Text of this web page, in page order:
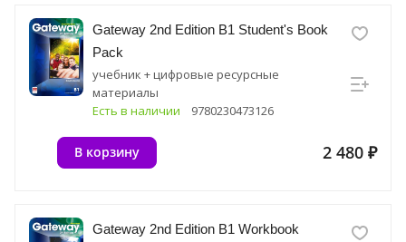
Gateway 2nd Edition B1 Student's Book
Pack
учебник + цифровые ресурсные
материалы
Есть в наличии
9780230473126
2 480 ₽
В корзину
Gateway 2nd Edition B1 Workbook